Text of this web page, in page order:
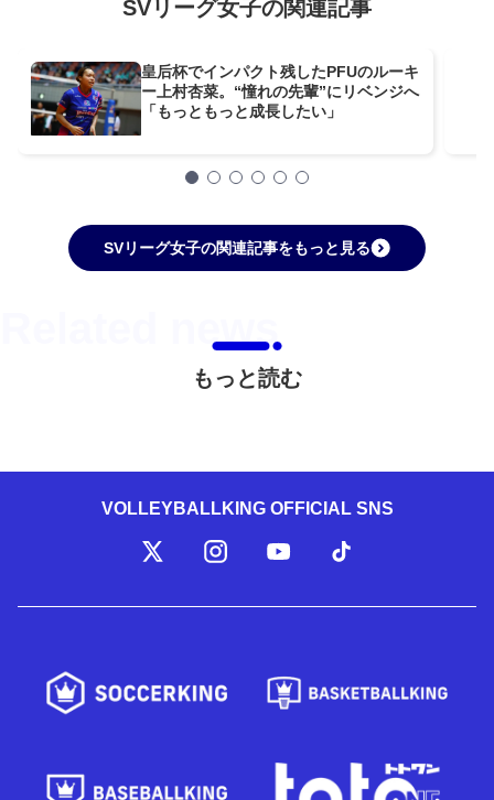
SVリーグ女子の関連記事
皇后杯でインパクト残したPFUのルーキ
ー上村杏菜。“憧れの先輩”にリベンジへ
「もっともっと成長したい」
SVリーグ女子の関連記事をもっと見る
もっと読む
VOLLEYBALLKING OFFICIAL SNS